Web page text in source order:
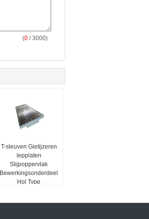
(0 / 3000)
T-sleuven Gietijzeren
lepplaten
Slijpoppervlak
Bewerkingsonderdeel
Hol Type